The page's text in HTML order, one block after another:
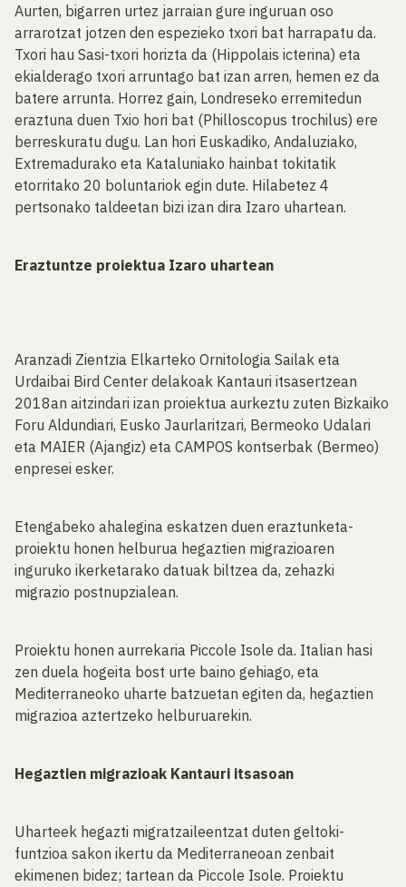
Aurten, bigarren urtez jarraian gure inguruan oso
arrarotzat jotzen den espezieko txori bat harrapatu da.
Txori hau Sasi-txori horizta da (Hippolais icterina) eta
ekialderago txori arruntago bat izan arren, hemen ez da
batere arrunta. Horrez gain, Londreseko erremitedun
eraztuna duen Txio hori bat (Philloscopus trochilus) ere
berreskuratu dugu. Lan hori Euskadiko, Andaluziako,
Extremadurako eta Kataluniako hainbat tokitatik
etorritako 20 boluntariok egin dute. Hilabetez 4
pertsonako taldeetan bizi izan dira Izaro uhartean.
Eraztuntze proiektua Izaro uhartean
Aranzadi Zientzia Elkarteko Ornitologia Sailak eta
Urdaibai Bird Center delakoak Kantauri itsasertzean
2018an aitzindari izan proiektua aurkeztu zuten Bizkaiko
Foru Aldundiari, Eusko Jaurlaritzari, Bermeoko Udalari
eta MAIER (Ajangiz) eta CAMPOS kontserbak (Bermeo)
enpresei esker.
Etengabeko ahalegina eskatzen duen eraztunketa-
proiektu honen helburua hegaztien migrazioaren
inguruko ikerketarako datuak biltzea da, zehazki
migrazio postnupzialean.
Proiektu honen aurrekaria Piccole Isole da. Italian hasi
zen duela hogeita bost urte baino gehiago, eta
Mediterraneoko uharte batzuetan egiten da, hegaztien
migrazioa aztertzeko helburuarekin.
Hegaztien migrazioak Kantauri itsasoan
Uharteek hegazti migratzaileentzat duten geltoki-
funtzioa sakon ikertu da Mediterraneoan zenbait
ekimenen bidez; tartean da Piccole Isole. Proiektu